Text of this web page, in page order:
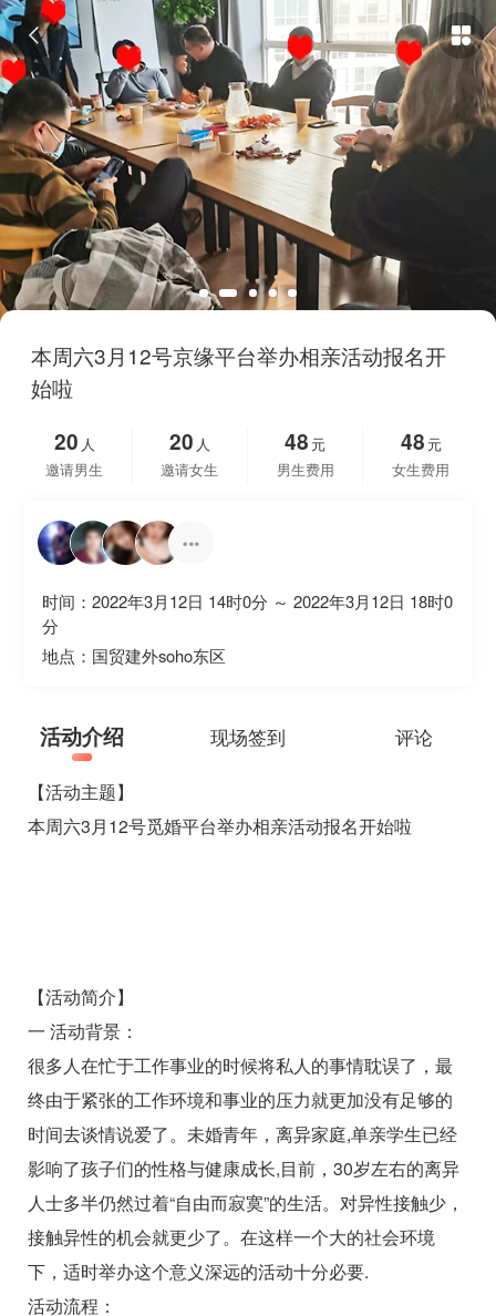
 
本周六3月12号京缘平台举办相亲活动报名开
始啦
20 人
邀请男生
20 人
邀请女生
48 元
男生费用
48 元
女生费用

时间：2022年3月12日 14时0分 ～ 2022年3月12日 18时0
分
地点：国贸建外soho东区
活动介绍 现场签到 评论